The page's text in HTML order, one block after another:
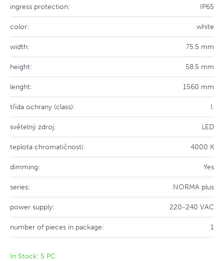
ingress protection: IP65
color: white
width: 75.5 mm
height: 58.5 mm
lenght: 1560 mm
třída ochrany (class): I.
světelný zdroj: LED
teplota chromatičnosti: 4000 K
dimming: Yes
series: NORMA plus
power supply: 220-240 VAC
number of pieces in package: 1
In Stock: 5 PC